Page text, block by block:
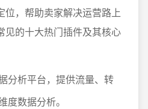
位，帮助卖家解决运营路上
见的十大热门插件及其核心
分析平台，提供流量、转
度数据分析。